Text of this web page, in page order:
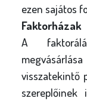
ezen sajátos
Faktorházak
A
visszatekintő